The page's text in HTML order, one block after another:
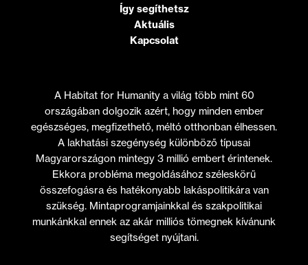
Így segíthetsz
Aktuális
Kapcsolat
A Habitat for Humanity a világ több mint 60
országában dolgozik azért, hogy minden ember
egészséges, megfizethető, méltó otthonban élhessen.
A lakhatási szegénység különböző típusai
Magyarországon mintegy 3 millió embert érintenek.
Ekkora probléma megoldásához széleskörű
összefogásra és hatékonyabb lakáspolitikára van
szükség. Mintaprogramjainkkal és szakpolitikai
munkánkkal ennek az akár milliós tömegnek kívánunk
segítséget nyújtani.